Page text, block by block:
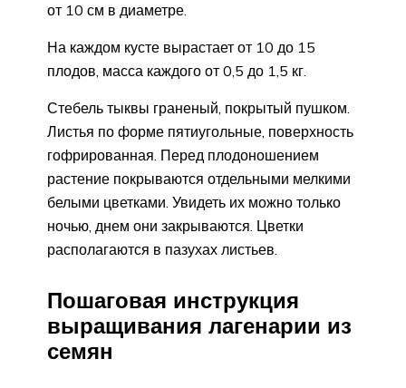
от 10 см в диаметре.
На каждом кусте вырастает от 10 до 15
плодов, масса каждого от 0,5 до 1,5 кг.
Стебель тыквы граненый, покрытый пушком.
Листья по форме пятиугольные, поверхность
гофрированная. Перед плодоношением
растение покрываются отдельными мелкими
белыми цветками. Увидеть их можно только
ночью, днем они закрываются. Цветки
располагаются в пазухах листьев.
Пошаговая инструкция
выращивания лагенарии из
семян